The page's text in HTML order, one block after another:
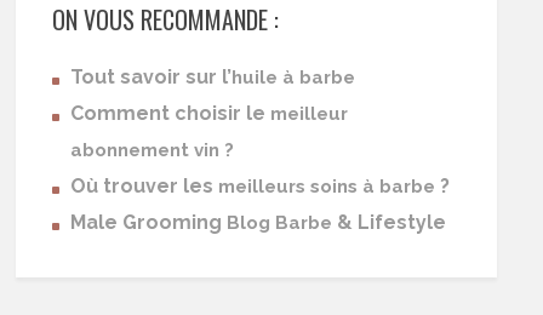
ON VOUS RECOMMANDE :
Tout savoir sur l’huile à barbe
Comment choisir le meilleur
abonnement vin ?
Où trouver les meilleurs soins à barbe ?
Male Grooming Blog Barbe & Lifestyle